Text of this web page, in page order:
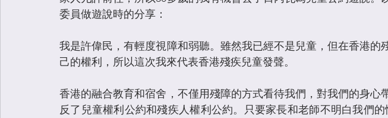
委員做遊說時的分享：
我是許偉民，有輕度視障和弱聽。雖然我已經不是兒童，但在香港的
己的權利，所以這次我來代表香港殘疾兒童發聲。
香港的融合教育和宿舍，不僅用殘障的方式看待我們，對我們的身心
反了兒童權利公約和殘疾人權利公約。只要家長和老師不明白我們